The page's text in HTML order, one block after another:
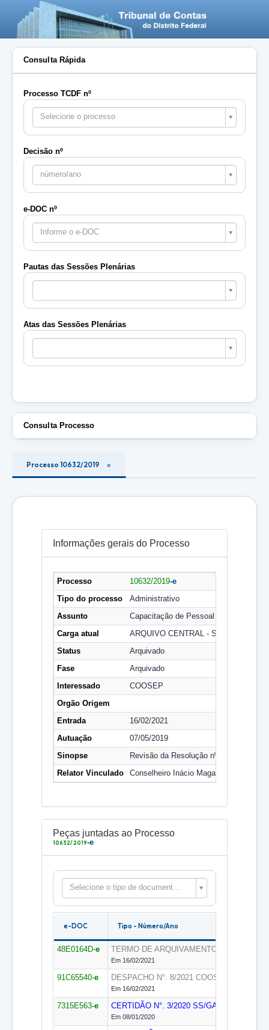
Consulta Rápida
Processo TCDF nº
Selecione o processo
Decisão nº
número/ano
e-DOC nº
Informe o e-DOC
Pautas das Sessões Plenárias
Pautas
Sessões
Plenárias
Atas das Sessões Plenárias
Atas
Sessões
Plenárias
Consulta Processo
Processo 10632/2019
Informações gerais do Processo
Processo 10632/2019-e
Tipo do processo
Administrativo
Assunto
Capacitação de Pessoal
Carga atual
ARQUIVO CENTRAL - SPA
Status
Arquivado
Fase
Arquivado
Interessado
COOSEP
Orgão Origem
Entrada
16/02/2021
Autuação
07/05/2019
Sinopse
Revisão da Resolução nº 301/2016,
Relator Vinculado
Conselheiro Inácio Magalhães Filho
Peças juntadas ao Processo
10632/2019-e
Selecione o tipo de documento para filtrar as peças
e-DOC Tipo - Número/Ano
48E0164D-e TERMO DE ARQUIVAMENTO
Em 16/02/2021
91C65540-e DESPACHO N°. 8/2021 COOSEP
Em 16/02/2021
7315E563-e CERTIDÃO N°. 3/2020 SS/GAB
Em 08/01/2020